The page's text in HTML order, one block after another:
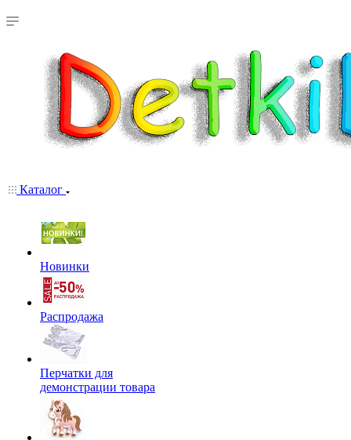
Каталог
Новинки
Распродажа
Перчатки для
демонстрации товара